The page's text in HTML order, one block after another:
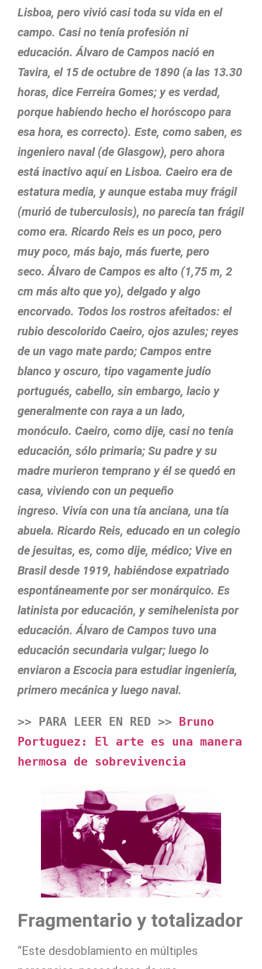
Lisboa, pero vivió casi toda su vida en el
campo. Casi no tenía profesión ni
educación. Álvaro de Campos nació en
Tavira, el 15 de octubre de 1890 (a las 13.30
horas, dice Ferreira Gomes; y es verdad,
porque habiendo hecho el horóscopo para
esa hora, es correcto). Este, como saben, es
ingeniero naval (de Glasgow), pero ahora
está inactivo aquí en Lisboa. Caeiro era de
estatura media, y aunque estaba muy frágil
(murió de tuberculosis), no parecía tan frágil
como era. Ricardo Reis es un poco, pero
muy poco, más bajo, más fuerte, pero
seco. Álvaro de Campos es alto (1,75 m, 2
cm más alto que yo), delgado y algo
encorvado. Todos los rostros afeitados: el
rubio descolorido Caeiro, ojos azules; reyes
de un vago mate pardo; Campos entre
blanco y oscuro, tipo vagamente judío
portugués, cabello, sin embargo, lacio y
generalmente con raya a un lado,
monóculo. Caeiro, como dije, casi no tenía
educación, sólo primaria; Su padre y su
madre murieron temprano y él se quedó en
casa, viviendo con un pequeño
ingreso. Vivía con una tía anciana, una tía
abuela. Ricardo Reis, educado en un colegio
de jesuitas, es, como dije, médico; Vive en
Brasil desde 1919, habiéndose expatriado
espontáneamente por ser monárquico. Es
latinista por educación, y semihelenista por
educación. Álvaro de Campos tuvo una
educación secundaria vulgar; luego lo
enviaron a Escocia para estudiar ingeniería,
primero mecánica y luego naval.
>> PARA LEER EN RED >> Bruno
Portuguez: El arte es una manera
hermosa de sobrevivencia
Fragmentario y totalizador
“Este desdoblamiento en múltiples